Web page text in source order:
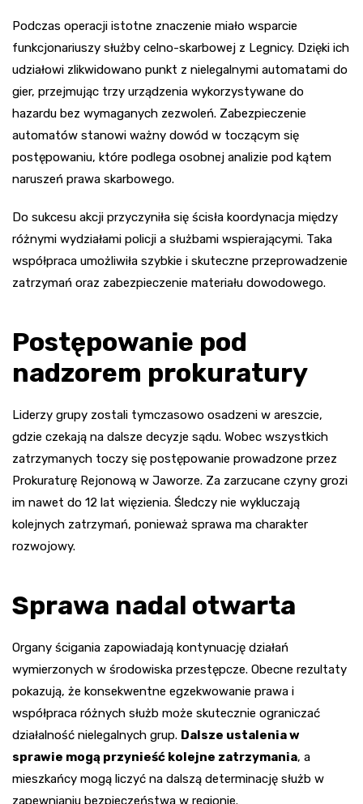
Podczas operacji istotne znaczenie miało wsparcie
funkcjonariuszy służby celno-skarbowej z Legnicy. Dzięki ich
udziałowi zlikwidowano punkt z nielegalnymi automatami do
gier, przejmując trzy urządzenia wykorzystywane do
hazardu bez wymaganych zezwoleń. Zabezpieczenie
automatów stanowi ważny dowód w toczącym się
postępowaniu, które podlega osobnej analizie pod kątem
naruszeń prawa skarbowego.
Do sukcesu akcji przyczyniła się ścisła koordynacja między
różnymi wydziałami policji a służbami wspierającymi. Taka
współpraca umożliwiła szybkie i skuteczne przeprowadzenie
zatrzymań oraz zabezpieczenie materiału dowodowego.
Postępowanie pod
nadzorem prokuratury
Liderzy grupy zostali tymczasowo osadzeni w areszcie,
gdzie czekają na dalsze decyzje sądu. Wobec wszystkich
zatrzymanych toczy się postępowanie prowadzone przez
Prokuraturę Rejonową w Jaworze. Za zarzucane czyny grozi
im nawet do 12 lat więzienia. Śledczy nie wykluczają
kolejnych zatrzymań, ponieważ sprawa ma charakter
rozwojowy.
Sprawa nadal otwarta
Organy ścigania zapowiadają kontynuację działań
wymierzonych w środowiska przestępcze. Obecne rezultaty
pokazują, że konsekwentne egzekwowanie prawa i
współpraca różnych służb może skutecznie ograniczać
działalność nielegalnych grup. Dalsze ustalenia w
sprawie mogą przynieść kolejne zatrzymania, a
mieszkańcy mogą liczyć na dalszą determinację służb w
zapewnianiu bezpieczeństwa w regionie.